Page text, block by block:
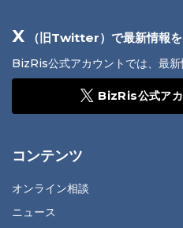
X （旧Twitter）で最新情報
BizRis公式アカウントでは、最新
BizRis公式ア
コンテンツ
オンライン相談
ニュース